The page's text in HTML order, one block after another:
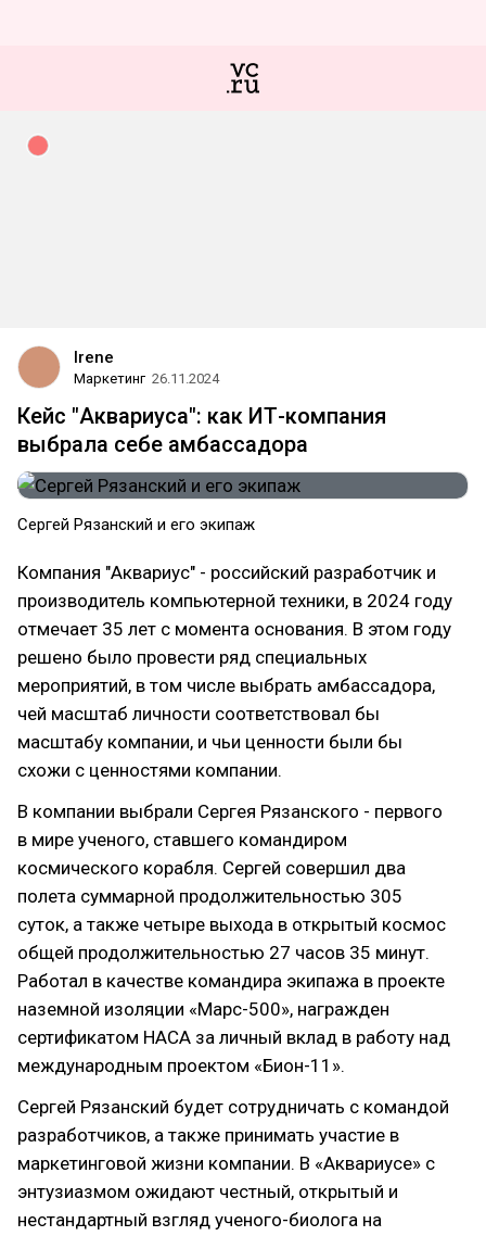
Irene
Маркетинг 26.11.2024
Кейс "Аквариуса": как ИТ-компания
выбрала себе амбассадора
Сергей Рязанский и его экипаж
Компания "Аквариус" - российский разработчик и
производитель компьютерной техники, в 2024 году
отмечает 35 лет с момента основания. В этом году
решено было провести ряд специальных
мероприятий, в том числе выбрать амбассадора,
чей масштаб личности соответствовал бы
масштабу компании, и чьи ценности были бы
схожи с ценностями компании.
В компании выбрали Сергея Рязанского - первого
в мире ученого, ставшего командиром
космического корабля. Сергей совершил два
полета суммарной продолжительностью 305
суток, а также четыре выхода в открытый космос
общей продолжительностью 27 часов 35 минут.
Работал в качестве командира экипажа в проекте
наземной изоляции «Марс-500», награжден
сертификатом НАСА за личный вклад в работу над
международным проектом «Бион-11».
Сергей Рязанский будет сотрудничать с командой
разработчиков, а также принимать участие в
маркетинговой жизни компании. В «Аквариусе» с
энтузиазмом ожидают честный, открытый и
нестандартный взгляд ученого-биолога на